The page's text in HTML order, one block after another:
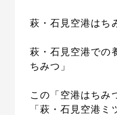
萩・石見空港はち
萩・石見空港での
ちみつ」
この「空港はちみ
「萩・石見空港